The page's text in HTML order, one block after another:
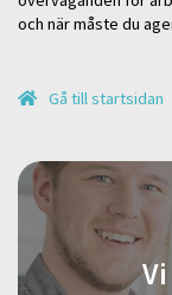
och när måste du
Gå till startsidan